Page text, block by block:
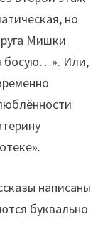
но
Мишки
босую…». Или,
написаны
буквально